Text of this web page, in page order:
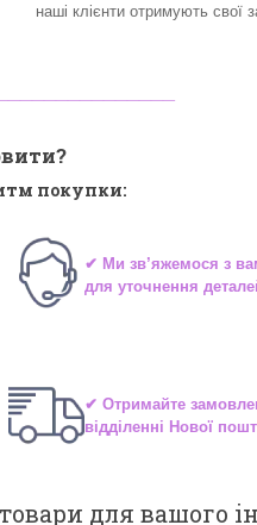
наші клієнти отримують свої
покупки:
✔ Ми зв’яжемося з
для уточнення
✔ Отримайте
відділенні Нової
товари для вашого